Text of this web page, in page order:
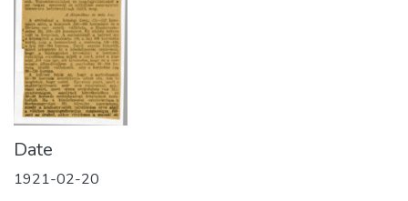
Date
1921-02-20